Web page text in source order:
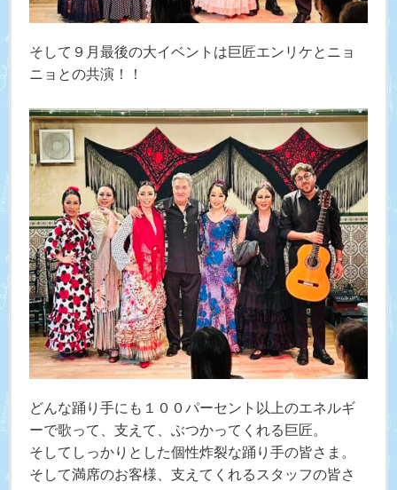
そして９月最後の大イベントは巨匠エンリケとニョ
ニョとの共演！！
どんな踊り手にも１００パーセント以上のエネルギ
ーで歌って、支えて、ぶつかってくれる巨匠。
そしてしっかりとした個性炸裂な踊り手の皆さま。
そして満席のお客様、支えてくれるスタッフの皆さ